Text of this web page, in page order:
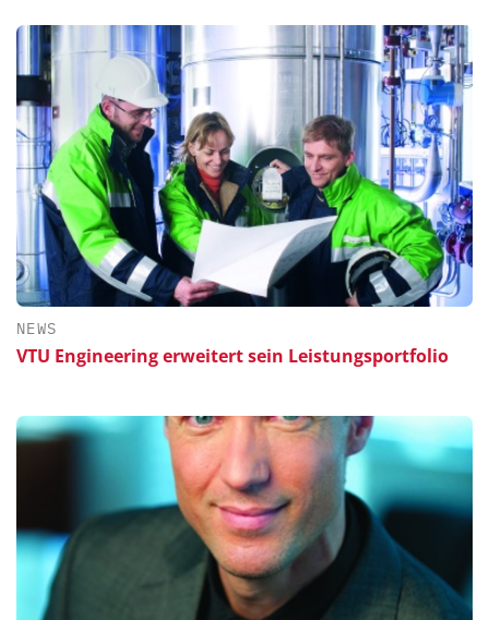
NEWS
VTU Engineering erweitert sein Leistungsportfolio